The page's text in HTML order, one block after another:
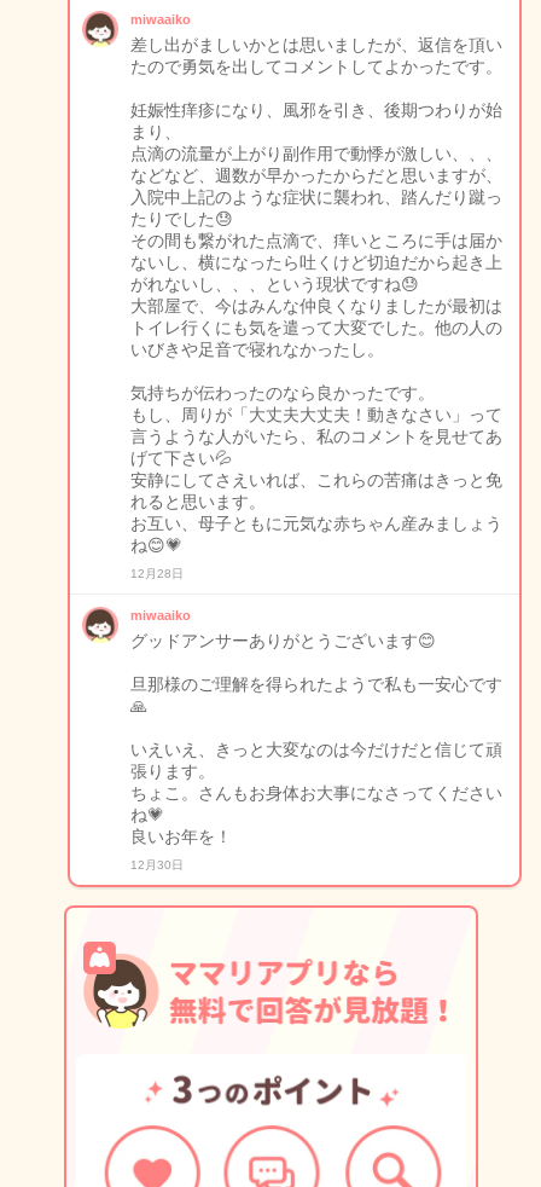
miwaaiko
差し出がましいかとは思いましたが、返信を頂い
たので勇気を出してコメントしてよかったです。
妊娠性痒疹になり、風邪を引き、後期つわりが始
まり、
点滴の流量が上がり副作用で動悸が激しい、、、
などなど、週数が早かったからだと思いますが、
入院中上記のような症状に襲われ、踏んだり蹴っ
たりでした😓
その間も繋がれた点滴で、痒いところに手は届か
ないし、横になったら吐くけど切迫だから起き上
がれないし、、、という現状ですね😓
大部屋で、今はみんな仲良くなりましたが最初は
トイレ行くにも気を遣って大変でした。他の人の
いびきや足音で寝れなかったし。
気持ちが伝わったのなら良かったです。
もし、周りが「大丈夫大丈夫！動きなさい」って
言うような人がいたら、私のコメントを見せてあ
げて下さい💦
安静にしてさえいれば、これらの苦痛はきっと免
れると思います。
お互い、母子ともに元気な赤ちゃん産みましょう
ね😊💗
12月28日
miwaaiko
グッドアンサーありがとうございます😊
旦那様のご理解を得られたようで私も一安心です
🙏
いえいえ、きっと大変なのは今だけだと信じて頑
張ります。
ちょこ。さんもお身体お大事になさってください
ね💗
良いお年を！
12月30日